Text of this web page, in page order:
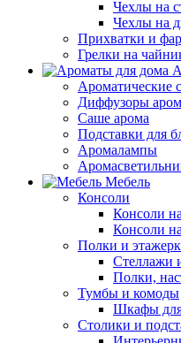
Чехлы на
Чехлы на
Прихватки и
Грелки на
Ароматические
Диффузоры
Саше арома
Подставки для
Аромалампы
Мебель
Консоли
Консоли
Консоли
Полки и
Стеллажи
Полки,
Тумбы и комоды
Шкафы
Столики и